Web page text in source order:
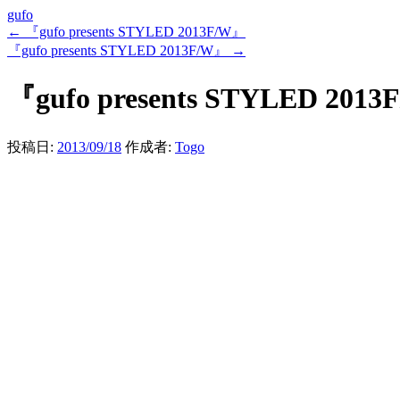
gufo
←
『gufo presents STYLED 2013F/W』
『gufo presents STYLED 2013F/W』
→
『gufo presents STYLED
投稿日: 2013/09/18 作成者: Togo